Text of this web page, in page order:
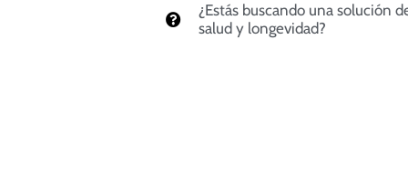
¿Estás buscando una solución
salud y longevidad?